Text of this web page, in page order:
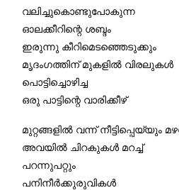
വലിച്ചുകൊണ്ടുപോകുന്ന
ഓലക്കീറിന്റെ ശബ്ദം
ഇരുന്നു കീറിമെടഞ്ഞെടുക്കും
മൃദംഗത്തിന് മുകളിൽ വിരലുകൾ
പൊട്ടിച്ചൊഴിച്ച
ഒരു പാട്ടിന്റെ വാരിക്കീഴ്
മുറ്റങ്ങളിൽ വന്ന് നീട്ടിപ്പെയ്യും
അവയിൽ ചിറകുകൾ മറച്ച്
പറന്നുപറ്റും
പനിനീർക്കുരുവികൾ